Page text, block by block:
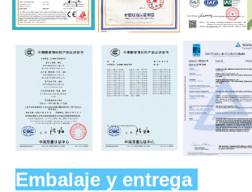
Embalaje y entrega